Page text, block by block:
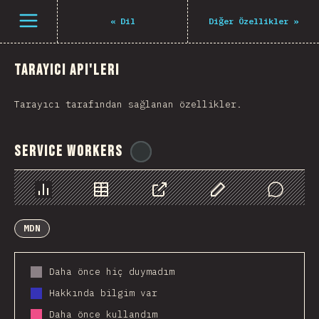
Open menu « Dil Diğer Özellikler »
Tarayıcı API'leri
Tarayıcı tarafından sağlanan özellikler.
Service Workers
Chart Data Share Customize Data
Comments
MDN
Daha önce hiç duymadım
Hakkında bilgim var
Daha önce kullandım
Navigated to The State of JS 2021